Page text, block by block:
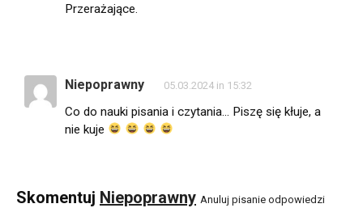
Przerażające.
Niepoprawny 05.03.2024 in 15:32
Co do nauki pisania i czytania… Piszę się kłuje, a
nie kuje
Skomentuj Niepoprawny Anuluj pisanie odpowiedzi